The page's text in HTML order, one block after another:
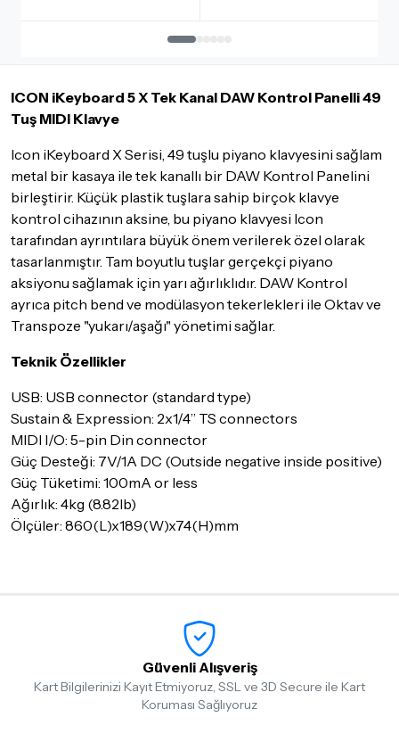
eksiksiz olması gerekmektedir. Satın almış olduğunuz ürünü
göndermeden önce mutlaka
geçerek bilgi veriniz.
İade ve değişim koşulları, ürün kategorilerine göre farklılık
gösterebilir. Lütfen satın almadan önce ilgili ürünün
iade/değişim şartlarını kontrol ettiğinizden emin olun.
Detaylar için
tıklayınız
ICON iKeyboard 5 X Tek Kanal DAW Kontrol Panelli 49
Tuş MIDI Klavye
Icon iKeyboard X Serisi, 49 tuşlu piyano klavyesini sağlam
metal bir kasaya ile tek kanallı bir DAW Kontrol Panelini
birleştirir. Küçük plastik tuşlara sahip birçok klavye
kontrol cihazının aksine, bu piyano klavyesi Icon
tarafından ayrıntılara büyük önem verilerek özel olarak
tasarlanmıştır. Tam boyutlu tuşlar gerçekçi piyano
aksiyonu sağlamak için yarı ağırlıklıdır. DAW Kontrol
ayrıca pitch bend ve modülasyon tekerlekleri ile Oktav ve
Transpoze "yukarı/aşağı" yönetimi sağlar.
Teknik Özellikler
USB: USB connector (standard type)
Sustain & Expression: 2x1/4” TS connectors
MIDI I/O: 5-pin Din connector
Güç Desteği: 7V/1A DC (Outside negative inside positive)
Güç Tüketimi: 100mA or less
Ağırlık: 4kg (8.82lb)
Ölçüler: 860(L)x189(W)x74(H)mm
Güvenli Alışveriş
Kart Bilgilerinizi Kayıt Etmiyoruz, SSL ve 3D Secure ile Kart
Koruması Sağlıyoruz